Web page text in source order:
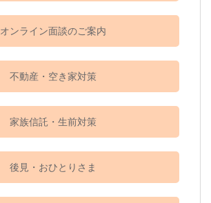
オンライン面談のご案内
不動産・空き家対策
家族信託・生前対策
後見・おひとりさま